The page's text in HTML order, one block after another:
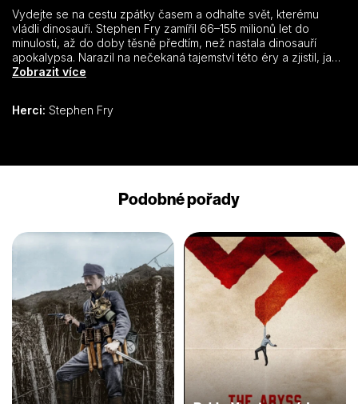
Vydejte se na cestu zpátky časem a odhalte svět, kterému
vládli dinosauři. Stephen Fry zamířil 66–155 milionů let do
minulosti, až do doby těsně předtím, než nastala dinosauří
apokalypsa. Narazil na nečekaná tajemství této éry a zjistil, jak
se býložraví obři bránili věčně hladovým krvelačným
Zobrazit více
Herci: Stephen Fry
Podobné pořady